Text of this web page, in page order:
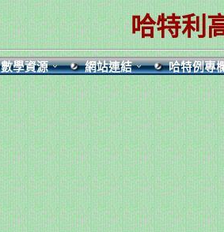
哈特利
數學資源 網站連結 哈特例專